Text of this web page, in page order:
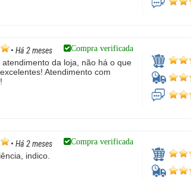
• Há 2 meses Compra verificada
da loja, não há o que
Atendimento com
• Há 2 meses Compra verificada
indico.